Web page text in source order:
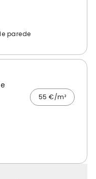
parede
55 €/m²